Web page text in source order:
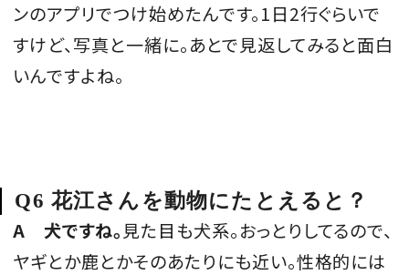
ンのアプリでつけ始めたんです。1日2行ぐらいで
すけど、写真と一緒に。あとで見返してみると面白
いんですよね。
Q6 花江さんを動物にたとえると？
A 犬ですね。見た目も犬系。おっとりしてるので、
ヤギとか鹿とかそのあたりにも近い。性格的には